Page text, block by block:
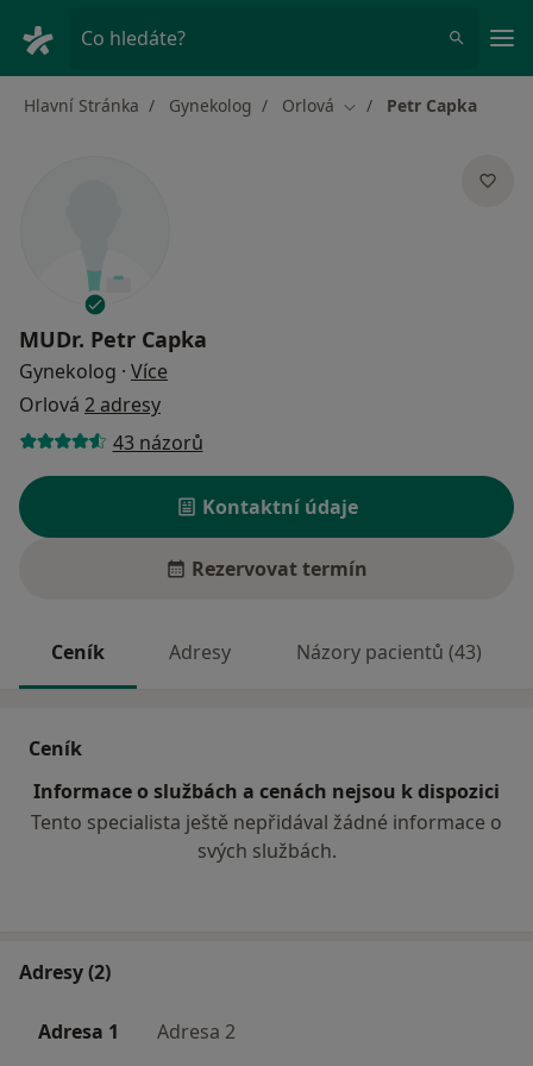
Co hledáte?
Hlavní Stránka Gynekolog Orlová Změna města
Petr Capka
MUDr. Petr Capka
Gynekolog · Více
Orlová 2 adresy
43 názorů
Kontaktní údaje
Rezervovat termín
Ceník Adresy Názory pacientů (43)
Ceník
Informace o službách a cenách nejsou k dispozici
Tento specialista ještě nepřidával žádné informace o
svých službách.
Adresy (2)
Adresa 1 Adresa 2